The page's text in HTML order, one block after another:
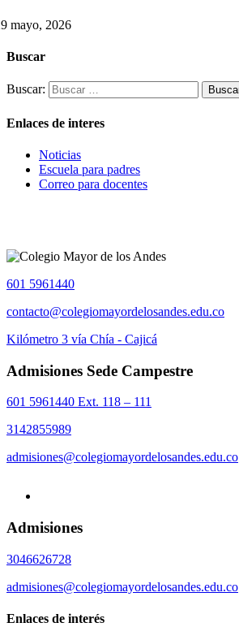
mayo, 2026
Buscar
Buscar:
Enlaces de interes
Noticias
Escuela para padres
Correo para docentes
601 5961440
contacto@colegiomayordelosandes.edu.co
Kilómetro 3 vía Chía - Cajicá
Admisiones Sede Campestre
601 5961440 Ext. 118 – 111
3142855989
admisiones@colegiomayordelosandes.edu.co
Admisiones
3046626728
admisiones@colegiomayordelosandes.edu.co
Enlaces de interés